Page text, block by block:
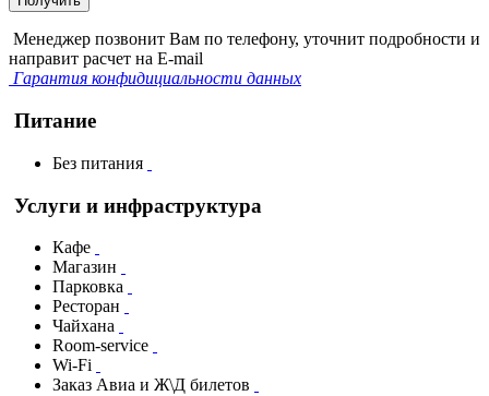
Менеджер позвонит Вам по телефону, уточнит подробности и
направит расчет на E-mail
Гарантия конфидициальности данных
Питание
Без питания
Услуги и инфраструктура
Кафе
Магазин
Парковка
Ресторан
Чайхана
Room-service
Wi-Fi
Заказ Авиа и Ж\Д билетов